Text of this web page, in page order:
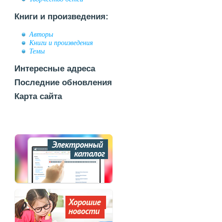
Книги и произведения:
Авторы
Книги и произведения
Темы
Интересные адреса
Последние обновления
Карта сайта